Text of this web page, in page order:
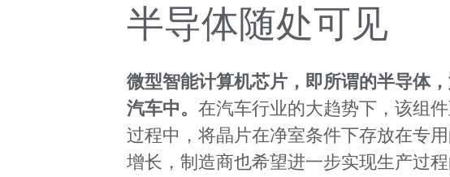
半导体随处可见
微型智能计算机芯片，即所谓的半导体
汽车中。 在汽车行业的大趋势下，该组件
过程中，将晶片在净室条件下存放在专
增长，制造商也希望进一步实现生产过程